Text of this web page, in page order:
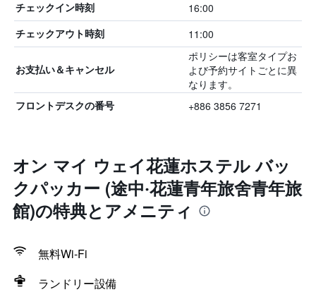
チェックイン時刻 16:00
チェックアウト時刻 11:00
お支払い＆キャンセル
ポリシーは客室タイプお
よび予約サイトごとに異
なります。
フロントデスクの番号 +886 3856 7271
オン マイ ウェイ花蓮ホステル バッ
クパッカー (途中‧花蓮青年旅舍青年旅
館)の特典とアメニティ
無料Wi-Fi
ランドリー設備